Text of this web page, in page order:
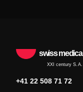
swiss medica
XXI century S.A.
+41 22 508 71 72